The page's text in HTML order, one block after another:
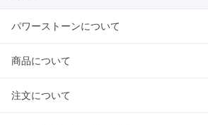
パワーストーンについて
商品について
注文について